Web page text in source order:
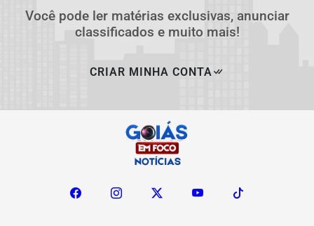
Você pode ler matérias exclusivas, anunciar
classificados e muito mais!
CRIAR MINHA CONTA